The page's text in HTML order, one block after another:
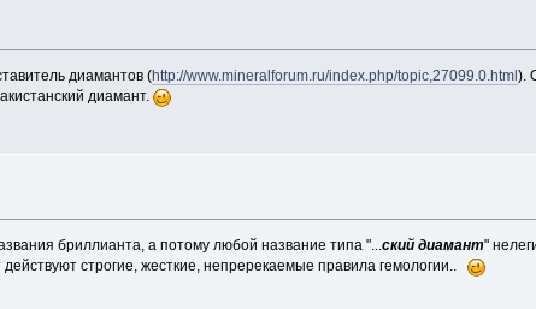
диамантов (http://www.mineralforum.ru/index.php/topic,27099.0.html).
диамант.
бриллианта, а потому любой название типа "...ский диамант"
строгие, жесткие, непререкаемые правила гемологии..